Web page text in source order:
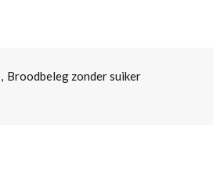
, Broodbeleg zonder suiker